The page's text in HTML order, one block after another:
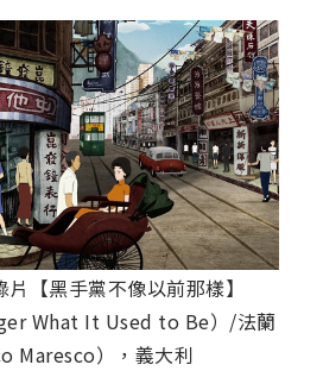
【黑手黨不像以前那樣】
What It Used to Be）/法蘭
Maresco），義大利